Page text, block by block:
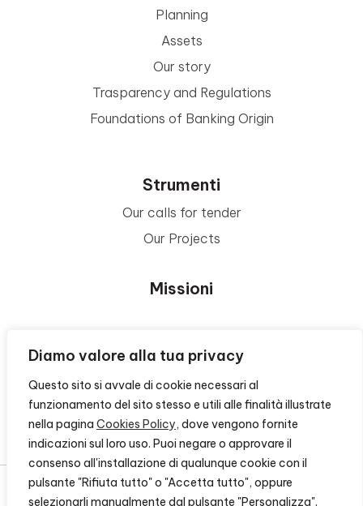
Diamo valore alla tua privacy
Questo sito si avvale di cookie necessari al
funzionamento del sito stesso e utili alle finalità illustrate
nella pagina Cookies Policy, dove vengono fornite
indicazioni sul loro uso. Puoi negare o approvare il
consenso all'installazione di qualunque cookie con il
pulsante "Rifiuta tutto" o "Accetta tutto", oppure
selezionarli manualmente dal pulsante "Personalizza".
Planning
Assets
Our story
Trasparency and Regulations
Foundations of Banking Origin
Strumenti
Our calls for tender
Our Projects
Missioni
Area Beneficiari
Privacy e Informative
Contacts